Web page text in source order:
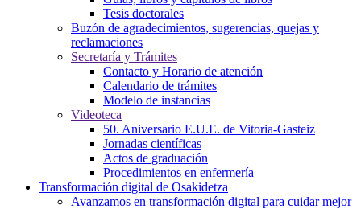
Tesis doctorales
Buzón de agradecimientos, sugerencias, quejas y
reclamaciones
Secretaría y Trámites
Contacto y Horario de atención
Calendario de trámites
Modelo de instancias
Videoteca
50. Aniversario E.U.E. de Vitoria-Gasteiz
Jornadas científicas
Actos de graduación
Procedimientos en enfermería
Transformación digital de Osakidetza
Avanzamos en transformación digital para cuidar mejor